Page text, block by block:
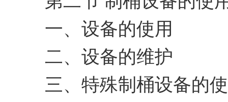
一、设备的使用
二、设备的维护
三、特殊制桶设备的